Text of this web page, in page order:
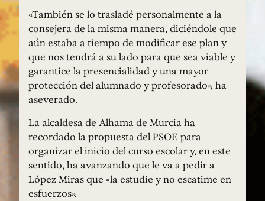
«También se lo trasladé personalmente a la
consejera de la misma manera, diciéndole que
aún estaba a tiempo de modificar ese plan y
que nos tendrá a su lado para que sea viable y
garantice la presencialidad y una mayor
protección del alumnado y profesorado», ha
aseverado.
La alcaldesa de Alhama de Murcia ha
recordado la propuesta del PSOE para
organizar el inicio del curso escolar y, en este
sentido, ha avanzando que le va a pedir a
López Miras que «la estudie y no escatime en
esfuerzos».